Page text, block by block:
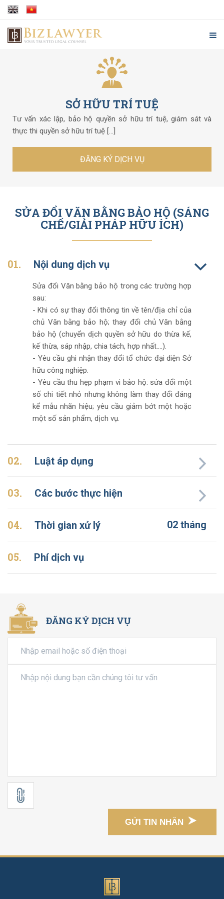
SỞ HỮU TRÍ TUỆ
Tư vấn xác lập, bảo hộ quyền sở hữu trí tuệ, giám sát và
thực thi quyền sở hữu trí tuệ [...]
ĐĂNG KÝ DỊCH VỤ
SỬA ĐỔI VĂN BẰNG BẢO HỘ (SÁNG
CHẾ/GIẢI PHÁP HỮU ÍCH)
01. Nội dung dịch vụ
Sửa đổi Văn bằng bảo hộ trong các trường hợp
sau:
- Khi có sự thay đổi thông tin về tên/địa chỉ của
chủ Văn bằng bảo hộ; thay đổi chủ Văn bằng
bảo hộ (chuyển dịch quyền sở hữu do thừa kế,
kế thừa, sáp nhập, chia tách, hợp nhất….).
- Yêu cầu ghi nhận thay đổi tổ chức đại diện Sở
hữu công nghiệp.
- Yêu cầu thu hẹp phạm vi bảo hộ: sửa đổi một
số chi tiết nhỏ nhưng không làm thay đổi đáng
kể mẫu nhãn hiệu; yêu cầu giảm bớt một hoặc
một số sản phẩm, dịch vụ.
02. Luật áp dụng
03. Các bước thực hiện
04. Thời gian xử lý 02 tháng
05. Phí dịch vụ
ĐĂNG KÝ DỊCH VỤ
GỬI TIN NHẮN